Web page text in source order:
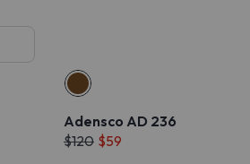
Adensco AD 236
$120 $59